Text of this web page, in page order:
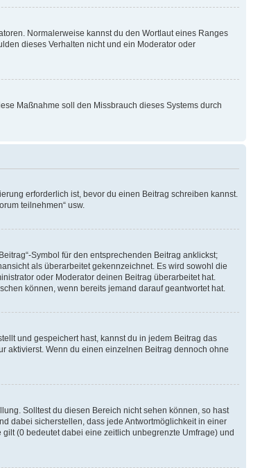
Normalerweise kannst du den Wortlaut eines Ranges
dieses Verhalten nicht und ein Moderator oder
Maßnahme soll den Missbrauch dieses Systems durch
erforderlich ist, bevor du einen Beitrag schreiben kannst.
teilnehmen“ usw.
Symbol für den entsprechenden Beitrag anklickst;
als überarbeitet gekennzeichnet. Es wird sowohl die
oder Moderator deinen Beitrag überarbeitet hat.
können, wenn bereits jemand darauf geantwortet hat.
und gespeichert hast, kannst du in jedem Beitrag das
aktivierst. Wenn du einen einzelnen Beitrag dennoch ohne
Solltest du diesen Bereich nicht sehen können, so hast
dabei sicherstellen, dass jede Antwortmöglichkeit in einer
(0 bedeutet dabei eine zeitlich unbegrenzte Umfrage) und